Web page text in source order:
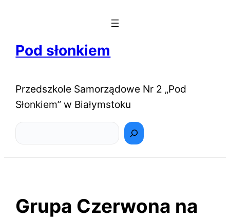
Pod słonkiem
Przedszkole Samorządowe Nr 2 „Pod
Słonkiem” w Białymstoku
Grupa Czerwona na